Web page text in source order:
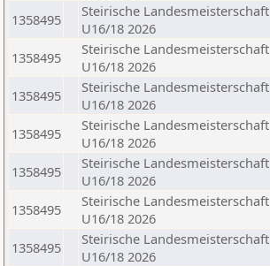
1358495
Steirische Landesmeisterschaft
U16/18 2026
1358495
Steirische Landesmeisterschaft
U16/18 2026
1358495
Steirische Landesmeisterschaft
U16/18 2026
1358495
Steirische Landesmeisterschaft
U16/18 2026
1358495
Steirische Landesmeisterschaft
U16/18 2026
1358495
Steirische Landesmeisterschaft
U16/18 2026
1358495
Steirische Landesmeisterschaft
U16/18 2026